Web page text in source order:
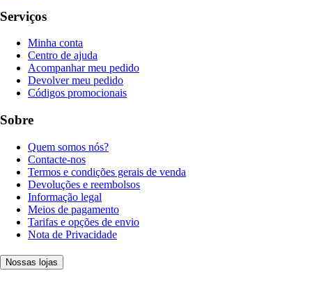
Serviços
Minha conta
Centro de ajuda
Acompanhar meu pedido
Devolver meu pedido
Códigos promocionais
Sobre
Quem somos nós?
Contacte-nos
Termos e condições gerais de venda
Devoluções e reembolsos
Informação legal
Meios de pagamento
Tarifas e opções de envio
Nota de Privacidade
Nossas lojas